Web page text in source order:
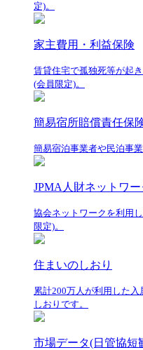
定)。
家主費用・利益保険
賃貸住宅で孤独死等が起
(会員限定)。
簡易宿所賠償責任保
簡易宿泊事業者や民泊事
JPMA人財ネットワ
協会ネットワークを利用
限定)。
住まいのしおり
累計200万人が利用した
しおりです。
市場データ(日管協短